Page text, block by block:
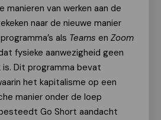
manieren van werken aan de
naar de nieuwe manier
als Teams en Zoom
fysieke aanwezigheid geen
Dit programma bevat
het kapitalisme op een
manier onder de loep
Go Short aandacht